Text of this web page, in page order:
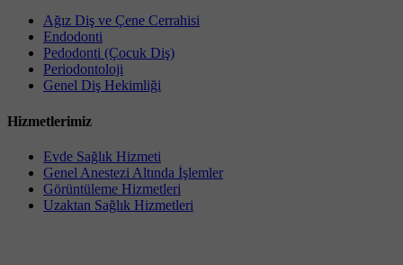
Ağız Diş ve Çene Cerrahisi
Endodonti
Pedodonti (Çocuk Diş)
Periodontoloji
Genel Diş Hekimliği
Hizmetlerimiz
Evde Sağlık Hizmeti
Genel Anestezi Altında İşlemler
Görüntüleme Hizmetleri
Uzaktan Sağlık Hizmetleri